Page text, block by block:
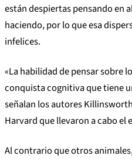
están despiertas pensando en
haciendo, por lo que esa
infelices.
«La habilidad de pensar sobre
conquista cognitiva que tiene
señalan los autores
Harvard que llevaron a cabo el
Al contrario que otros